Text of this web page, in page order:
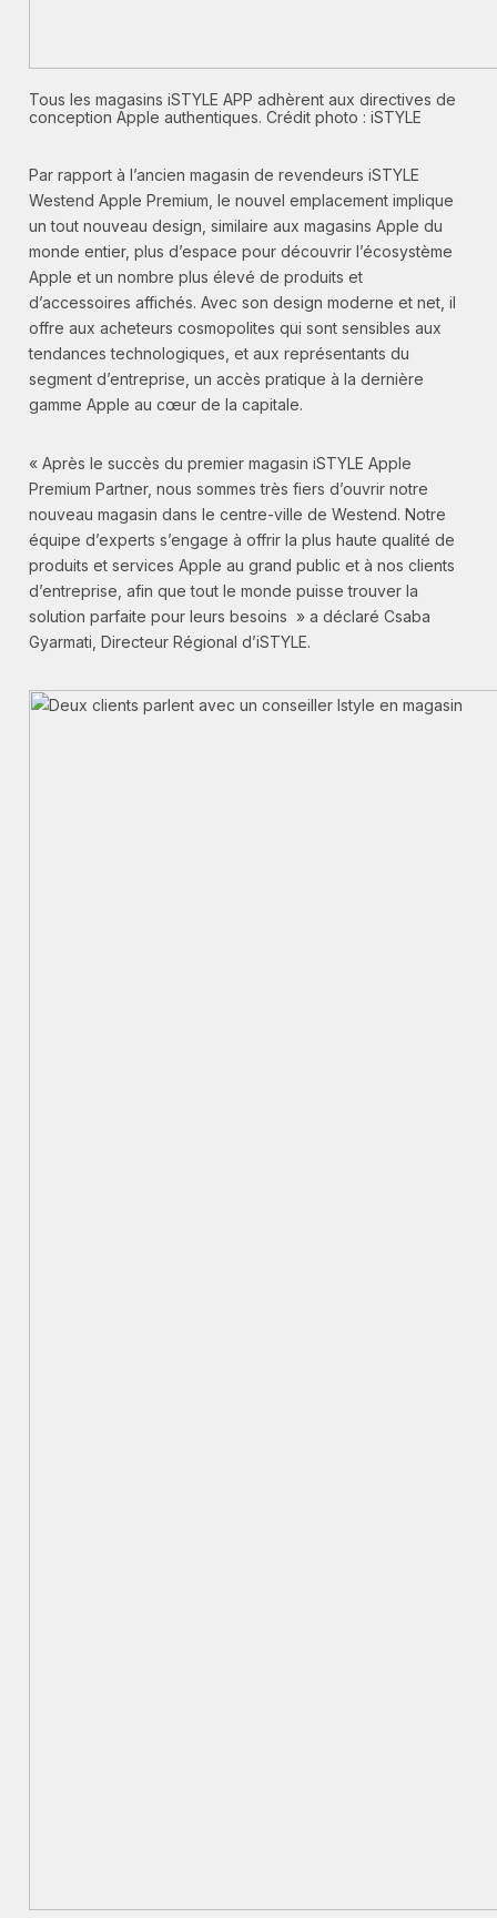
Tous les magasins iSTYLE APP adhèrent aux directives de
conception Apple authentiques. Crédit photo : iSTYLE
Par rapport à l’ancien magasin de revendeurs iSTYLE
Westend Apple Premium, le nouvel emplacement implique
un tout nouveau design, similaire aux magasins Apple du
monde entier, plus d’espace pour découvrir l’écosystème
Apple et un nombre plus élevé de produits et
d’accessoires affichés. Avec son design moderne et net, il
offre aux acheteurs cosmopolites qui sont sensibles aux
tendances technologiques, et aux représentants du
segment d’entreprise, un accès pratique à la dernière
gamme Apple au cœur de la capitale.
« Après le succès du premier magasin iSTYLE Apple
Premium Partner, nous sommes très fiers d’ouvrir notre
nouveau magasin dans le centre-ville de Westend. Notre
équipe d’experts s’engage à offrir la plus haute qualité de
produits et services Apple au grand public et à nos clients
d’entreprise, afin que tout le monde puisse trouver la
solution parfaite pour leurs besoins » a déclaré Csaba
Gyarmati, Directeur Régional d’iSTYLE.